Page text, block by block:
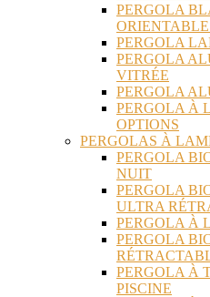
PERGOLA
PERGOLA
PERGOLA
VITRÉE
PERGOLA
PERGOLA À
OPTIONS
PERGOLAS À
PERGOLA
NUIT
PERGOLA
ULTRA
PERGOLA À
PERGOLA
PERGOLA À
PISCINE